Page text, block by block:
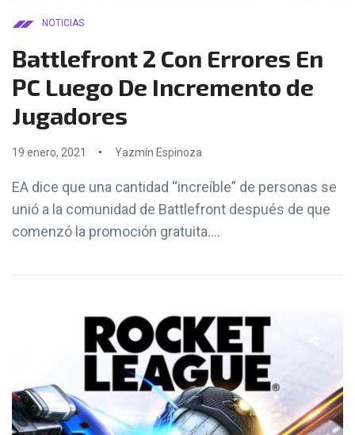
NOTICIAS
Battlefront 2 Con Errores En
PC Luego De Incremento de
Jugadores
19 enero, 2021 Yazmín Espinoza
EA dice que una cantidad “increíble” de personas se
unió a la comunidad de Battlefront después de que
comenzó la promoción gratuita....